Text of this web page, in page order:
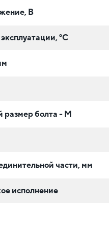
В
°C
размер болта - М
части, мм
исполнение